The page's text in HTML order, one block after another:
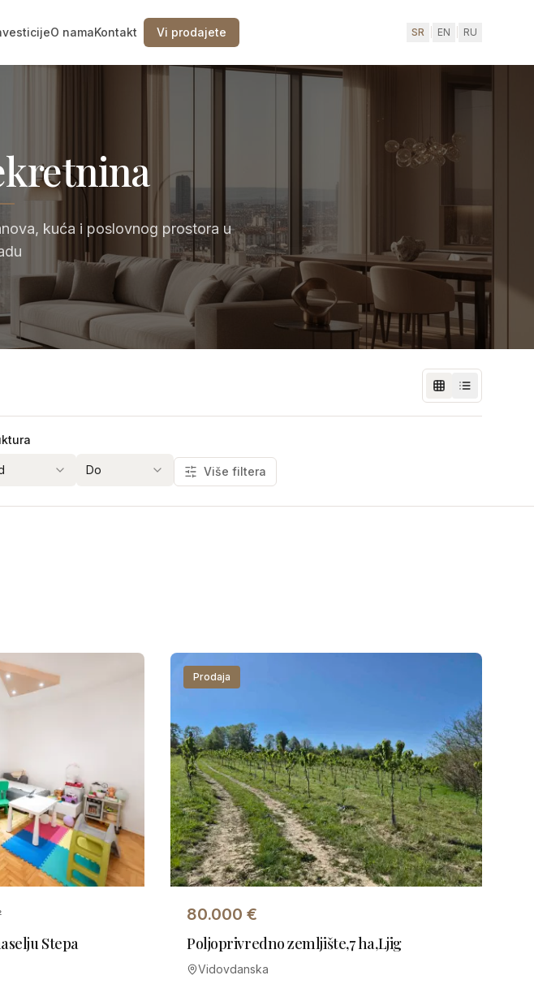
O namaKontakt Vi prodajete SR EN RU
kuća i poslovnog prostora u
Do Više filtera
Stepa
Prodaja
80.000 €
Poljoprivredno zemljište,7 ha,Ljig
Vidovdanska